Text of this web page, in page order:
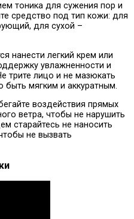
тоника для сужения пор и
средство под тип кожи: для
для сухой –
нанести легкий крем или
увлажненности и
трите лицо и не мазюкать
мягким и аккуратным.
воздействия прямых
ветра, чтобы не нарушить
старайтесь не наносить
не вызвать